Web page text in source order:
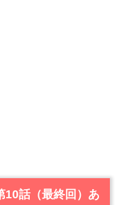
10話（最終回）あ